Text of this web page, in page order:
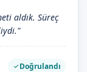
aldık. Süreç
Doğrulandı